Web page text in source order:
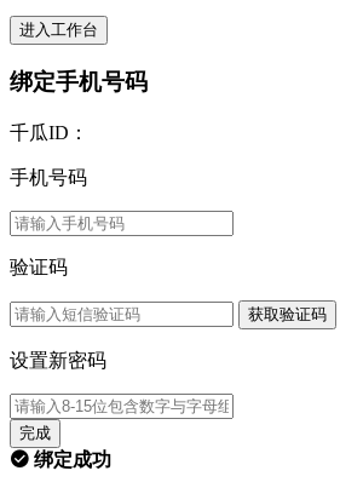
进入工作台
绑定手机号码
千瓜ID：
手机号码
验证码
获取验证码
设置新密码
完成
绑定成功